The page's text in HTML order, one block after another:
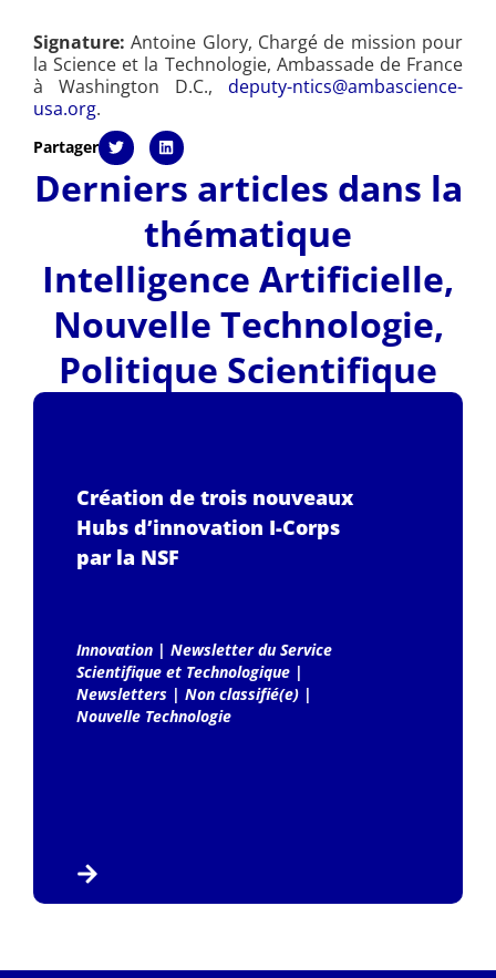
Signature:Antoine Glory, Chargé de mission pour
la Science et la Technologie, Ambassade de France
à Washington D.C., deputy-ntics@ambascience-
usa.org.
Partager
Derniers articles dans la
thématique
Intelligence Artificielle,
Nouvelle Technologie,
Politique Scientifique
Création de trois nouveaux
Hubs d’innovation I-Corps
par la NSF
Innovation| Newsletter du Service
Scientifique et Technologique|
Newsletters| Non classifié(e)|
Nouvelle Technologie